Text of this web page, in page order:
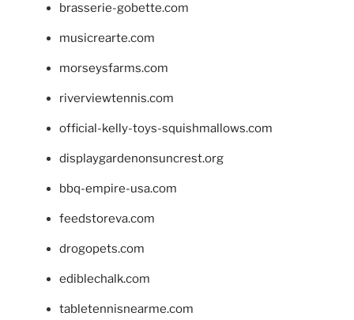
brasserie-gobette.com
musicrearte.com
morseysfarms.com
riverviewtennis.com
official-kelly-toys-squishmallows.com
displaygardenonsuncrest.org
bbq-empire-usa.com
feedstoreva.com
drogopets.com
ediblechalk.com
tabletennisnearme.com